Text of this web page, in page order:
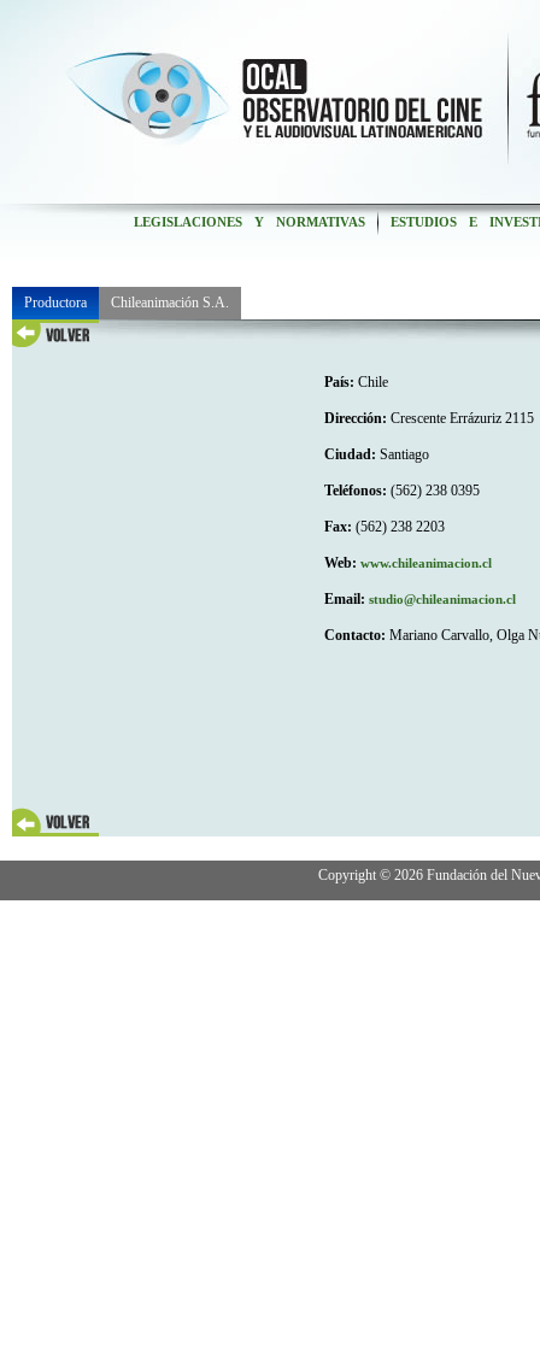
LEGISLACIONES Y NORMATIVAS ESTUDIOS E
Productora Chileanimación S.A.
País: Chile
Dirección: Crescente Errázuriz 2115
Ciudad: Santiago
Teléfonos: (562) 238 0395
Fax: (562) 238 2203
Web: www.chileanimacion.cl
Email: studio@chileanimacion.cl
Contacto: Mariano Carvallo, Olga
Copyright © 2026 Fundación del